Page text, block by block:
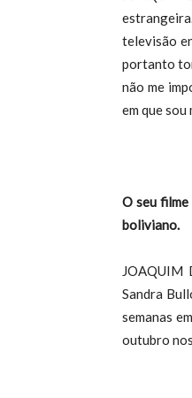
televisão
portanto
não me
em que
O seu filme
boliviano.
JOAQUIM
Sandra
semanas
outubro